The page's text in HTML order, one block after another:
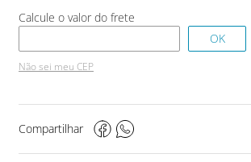
Não sei meu CEP
Compartilhar